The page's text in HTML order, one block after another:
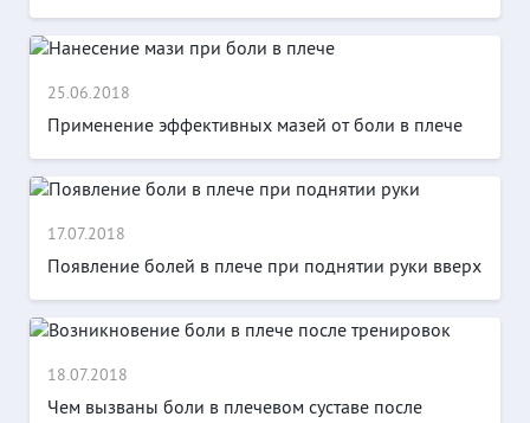
25.06.2018
Применение эффективных мазей от боли в плече
17.07.2018
Появление болей в плече при поднятии руки вверх
18.07.2018
Чем вызваны боли в плечевом суставе после